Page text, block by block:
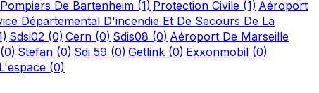
De Bartenheim (1) Protection Civile (1) Aéroport
Départemental D'incendie Et De Secours De La
Sdsi02 (0) Cern (0) Sdis08 (0) Aéroport De Marseille
(0) Stefan (0) Sdi 59 (0) Getlink (0) Exxonmobil (0)
(0)